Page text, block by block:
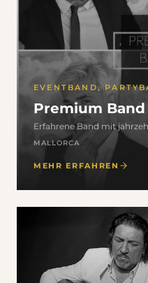
EVENTBAND,
Premium Band
Erfahrene Band mit
MALLORCA
MEHR ERFAHREN